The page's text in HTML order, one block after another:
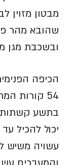
מבטון מזוין
שהובא מהר
ובשכבת מגן
הכיפה
54 קורות
בתשע קשתות
עשויה משיש